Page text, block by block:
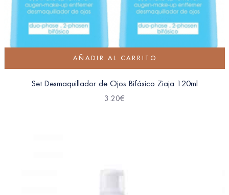
AÑADIR AL CARRITO
Set Desmaquillador de Ojos Bifásico Ziaja 120ml
3.20€